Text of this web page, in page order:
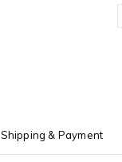
Shipping & Payment